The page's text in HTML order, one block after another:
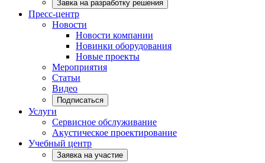
Завка на разработку решения
Пресс-центр
Новости
Новости компании
Новинки оборудования
Новые проекты
Мероприятия
Статьи
Видео
Подписаться
Услуги
Сервисное обслуживание
Акустическое проектирование
Учебный центр
Заявка на участие